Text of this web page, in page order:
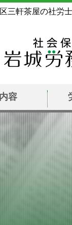
三軒茶屋の社労
容